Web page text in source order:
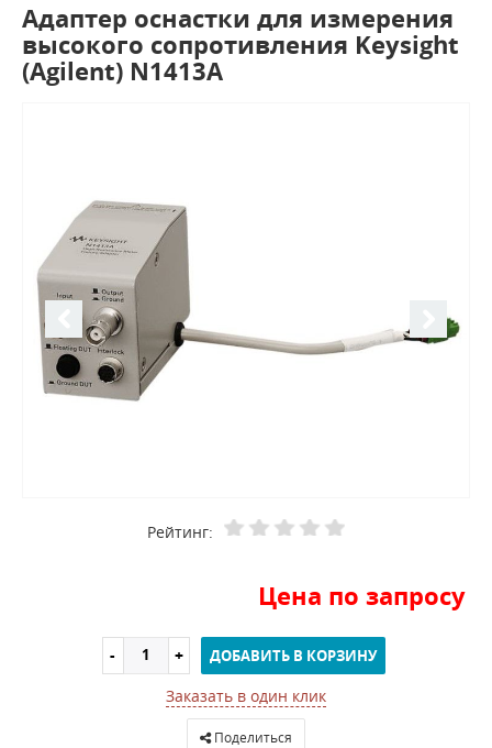
Адаптер оснастки для измерения
высокого сопротивления Keysight
(Agilent) N1413A
Рейтинг:
Цена по запросу
ДОБАВИТЬ В КОРЗИНУ
Заказать в один клик
Поделиться